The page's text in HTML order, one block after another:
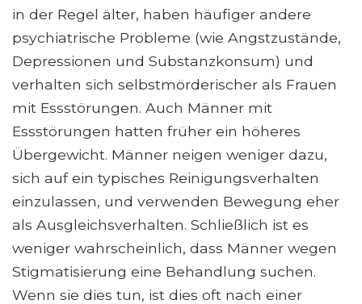
in der Regel älter, haben häufiger andere
psychiatrische Probleme (wie Angstzustände,
Depressionen und Substanzkonsum) und
verhalten sich selbstmörderischer als Frauen
mit Essstörungen. Auch Männer mit
Essstörungen hatten früher ein höheres
Übergewicht. Männer neigen weniger dazu,
sich auf ein typisches Reinigungsverhalten
einzulassen, und verwenden Bewegung eher
als Ausgleichsverhalten. Schließlich ist es
weniger wahrscheinlich, dass Männer wegen
Stigmatisierung eine Behandlung suchen.
Wenn sie dies tun, ist dies oft nach einer